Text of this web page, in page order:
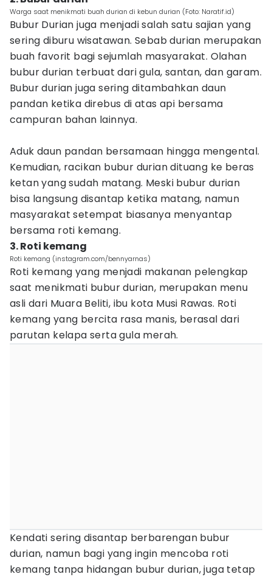
Warga saat menikmati buah durian di kebun durian (Foto: Naratif.id)
Bubur Durian juga menjadi salah satu sajian yang
sering diburu wisatawan. Sebab durian merupakan
buah favorit bagi sejumlah masyarakat. Olahan
bubur durian terbuat dari gula, santan, dan garam.
Bubur durian juga sering ditambahkan daun
pandan ketika direbus di atas api bersama
campuran bahan lainnya.
Aduk daun pandan bersamaan hingga mengental.
Kemudian, racikan bubur durian dituang ke beras
ketan yang sudah matang. Meski bubur durian
bisa langsung disantap ketika matang, namun
masyarakat setempat biasanya menyantap
bersama roti kemang.
3. Roti kemang
Roti kemang (instagram.com/bennyarnas)
Roti kemang yang menjadi makanan pelengkap
saat menikmati bubur durian, merupakan menu
asli dari Muara Beliti, ibu kota Musi Rawas. Roti
kemang yang bercita rasa manis, berasal dari
parutan kelapa serta gula merah.
Kendati sering disantap berbarengan bubur
durian, namun bagi yang ingin mencoba roti
kemang tanpa hidangan bubur durian, juga tetap